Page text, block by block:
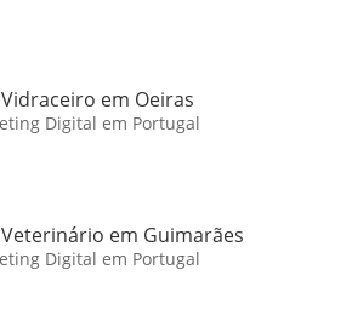
em Oeiras
Digital em Portugal
em Guimarães
Digital em Portugal